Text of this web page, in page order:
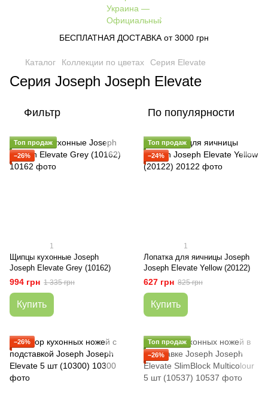
БЕСПЛАТНАЯ ДОСТАВКА от 3000 грн
Каталог Коллекции по цветах Серия Elevate
Серия Joseph Joseph Elevate
Фильтр По популярности
Топ продаж
−26%
1
Щипцы кухонные Joseph
Joseph Elevate Grey (10162)
994 грн 1 335 грн
Купить
Топ продаж
−24%
1
Лопатка для яичницы Joseph
Joseph Elevate Yellow (20122)
627 грн 825 грн
Купить
−26%
Топ продаж
−26%